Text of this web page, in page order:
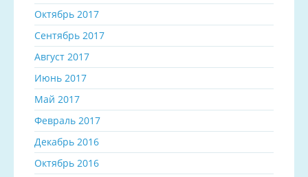
Октябрь 2017
Сентябрь 2017
Август 2017
Июнь 2017
Май 2017
Февраль 2017
Декабрь 2016
Октябрь 2016